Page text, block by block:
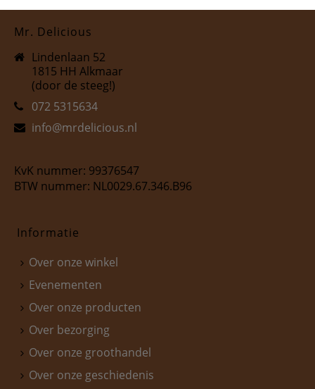
Mr. Delicious
Lindenlaan 52
1815 HH Alkmaar
(door de steeg!)
072 5315634
info@mrdelicious.nl
KvK nummer: 99376547
BTW nummer: NL0029.67.346.B96
Informatie
Over onze winkel
Evenementen
Over onze producten
Over bezorging
Over onze groothandel
Over onze geschiedenis